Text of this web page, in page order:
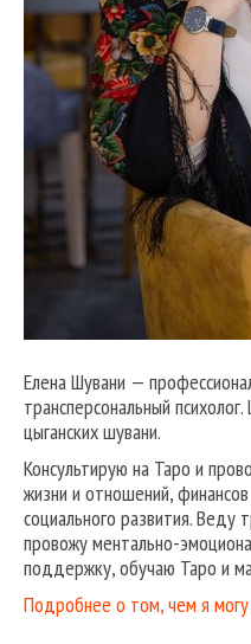
Елена Шувани —
трансперсональный
цыганских шувани.
Консультирую на Таро и
жизни и отношений,
социального развития. Веду
провожу ментально-
поддержку, обучаю Таро и
Подробнее о том, чем я